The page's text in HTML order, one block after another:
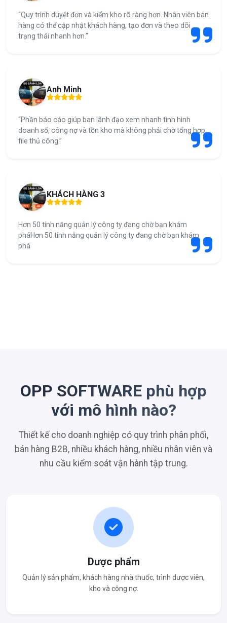
“Quy trình duyệt đơn và kiểm kho rõ ràng hơn. Nhân viên bán
hàng có thể cập nhật khách hàng, tạo đơn và theo dõi
trạng thái nhanh hơn.”
Anh Minh
“Phần báo cáo giúp ban lãnh đạo xem nhanh tình hình
doanh số, công nợ và tồn kho mà không phải chờ tổng hợp
file thủ công.”
KHÁCH HÀNG 3
Hơn 50 tính năng quản lý công ty đang chờ bạn khám
pháHơn 50 tính năng quản lý công ty đang chờ bạn khám
phá
OPP SOFTWARE phù hợp
với mô hình nào?
Thiết kế cho doanh nghiệp có quy trình phân phối,
bán hàng B2B, nhiều khách hàng, nhiều nhân viên và
nhu cầu kiểm soát vận hành tập trung.
Dược phẩm
Quản lý sản phẩm, khách hàng nhà thuốc, trình dược viên,
kho và công nợ.